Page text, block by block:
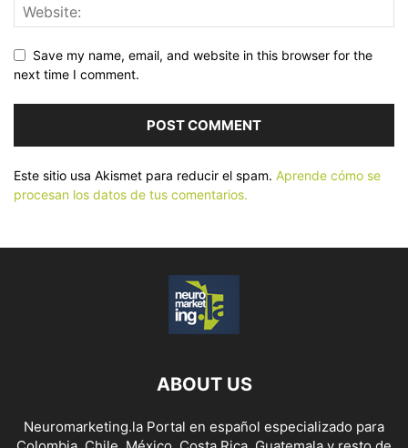
Save my name, email, and website in this browser for the
next time I comment.
Este sitio usa Akismet para reducir el spam. Aprende cómo se
procesan los datos de tus comentarios.
ABOUT US
Neuromarketing.la Portal en español especializado para